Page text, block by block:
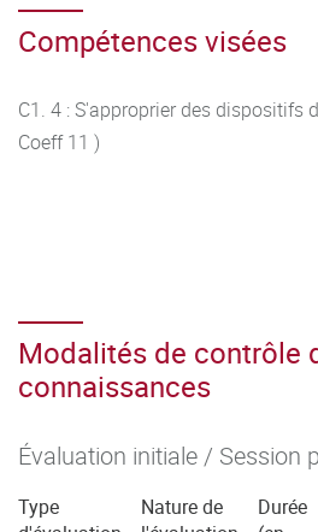
Compétences visées
C1. 4 : S'approprier des dispositifs
Coeff 11 )
Modalités de contrôle
connaissances
Évaluation initiale / Session
Type
Nature de
Durée